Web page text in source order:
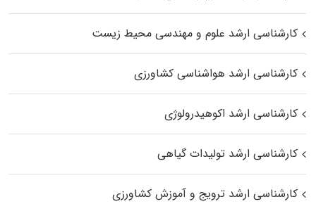
کارشناسی ارشد علوم و مهندسی محیط زیست
کارشناسی ارشد هواشناسی کشاورزی
کارشناسی ارشد اکوهیدرولوژی
کارشناسی ارشد تولیدات گیاهی
کارشناسی ارشد ترویج و آموزش کشاورزی